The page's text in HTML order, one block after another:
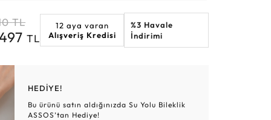
Elmas Bilezikler
Altın Tesbihler
Altın Hasır Setler
Violet Burç
TL
TL
12 aya varan
Alışveriş Kredisi
%3 Havale
İndirimi
HEDİYE!
Bu ürünü satın aldığınızda Su Yolu Bileklik
ASSOS’tan Hediye!